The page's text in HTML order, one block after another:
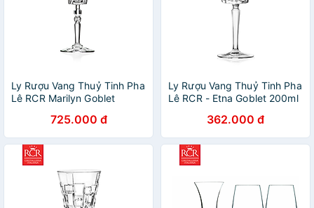
Ly Rượu Vang Thuỷ Tinh Pha
Lê RCR Marilyn Goblet
725.000 đ
Ly Rượu Vang Thuỷ Tinh Pha
Lê RCR - Etna Goblet 200ml
362.000 đ